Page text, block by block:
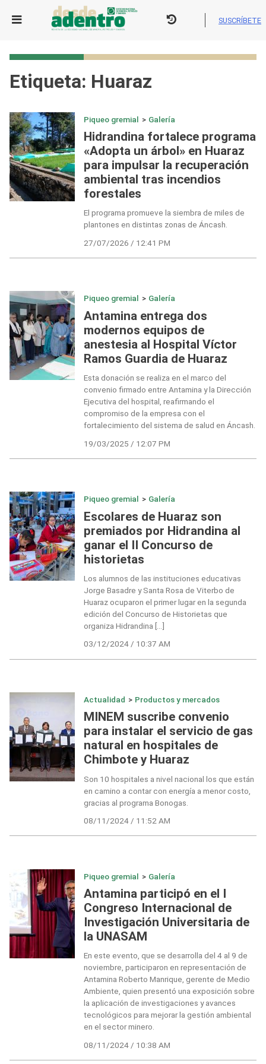
SUSCRÍBETE
Etiqueta: Huaraz
Piqueo gremial > Galería
Hidrandina fortalece programa
«Adopta un árbol» en Huaraz
para impulsar la recuperación
ambiental tras incendios
forestales
El programa promueve la siembra de miles de
plantones en distintas zonas de Áncash.
27/07/2026 / 12:41 PM
Piqueo gremial > Galería
Antamina entrega dos
modernos equipos de
anestesia al Hospital Víctor
Ramos Guardia de Huaraz
Esta donación se realiza en el marco del
convenio firmado entre Antamina y la Dirección
Ejecutiva del hospital, reafirmando el
compromiso de la empresa con el
fortalecimiento del sistema de salud en Áncash.
19/03/2025 / 12:07 PM
Piqueo gremial > Galería
Escolares de Huaraz son
premiados por Hidrandina al
ganar el II Concurso de
historietas
Los alumnos de las instituciones educativas
Jorge Basadre y Santa Rosa de Viterbo de
Huaraz ocuparon el primer lugar en la segunda
edición del Concurso de Historietas que
organiza Hidrandina […]
03/12/2024 / 10:37 AM
Actualidad > Productos y mercados
MINEM suscribe convenio
para instalar el servicio de gas
natural en hospitales de
Chimbote y Huaraz
Son 10 hospitales a nivel nacional los que están
en camino a contar con energía a menor costo,
gracias al programa Bonogas.
08/11/2024 / 11:52 AM
Piqueo gremial > Galería
Antamina participó en el I
Congreso Internacional de
Investigación Universitaria de
la UNASAM
En este evento, que se desarrolla del 4 al 9 de
noviembre, participaron en representación de
Antamina Roberto Manrique, gerente de Medio
Ambiente, quien presentó una exposición sobre
la aplicación de investigaciones y avances
tecnológicos para mejorar la gestión ambiental
en el sector minero.
08/11/2024 / 10:38 AM